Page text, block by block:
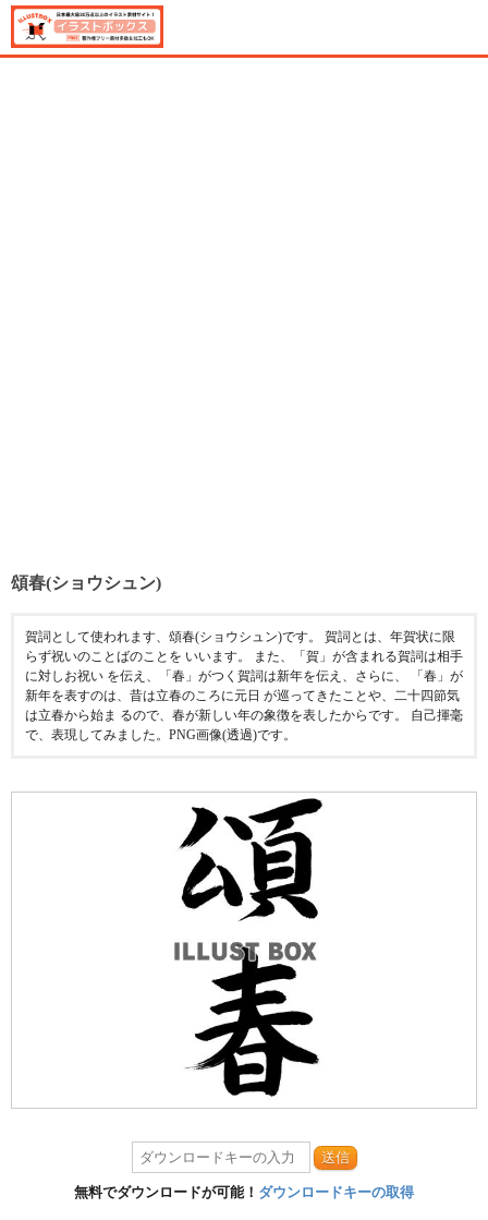
頌春(ショウシュン)
賀詞として使われます、頌春(ショウシュン)です。 賀詞とは、年賀状に限
らず祝いのことばのことを いいます。 また、「賀」が含まれる賀詞は相手
に対しお祝い を伝え、「春」がつく賀詞は新年を伝え、さらに、 「春」が
新年を表すのは、昔は立春のころに元日 が巡ってきたことや、二十四節気
は立春から始ま るので、春が新しい年の象徴を表したからです。 自己揮毫
で、表現してみました。PNG画像(透過)です。
送信
無料でダウンロードが可能！ ダウンロードキーの取得